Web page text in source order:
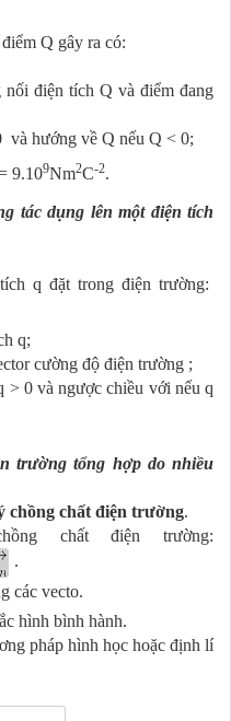
Q gây ra có:
điện tích Q và điểm đang
và hướng về Q nếu Q < 0;
9.109Nm2C-2.
tác dụng lên một điện tích
q đặt trong điện trường:
q;
cường độ điện trường ;
0 và ngược chiều với nếu q
trường tổng hợp do nhiều
chồng chất điện trường.
chất điện trường:
.
các vecto.
hình bình hành.
pháp hình học hoặc định lí